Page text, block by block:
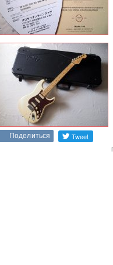
Поделиться